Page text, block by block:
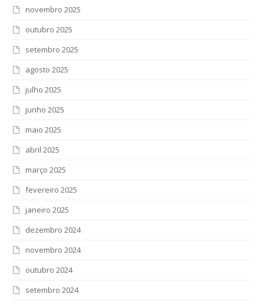
novembro 2025
outubro 2025
setembro 2025
agosto 2025
julho 2025
junho 2025
maio 2025
abril 2025
março 2025
fevereiro 2025
janeiro 2025
dezembro 2024
novembro 2024
outubro 2024
setembro 2024